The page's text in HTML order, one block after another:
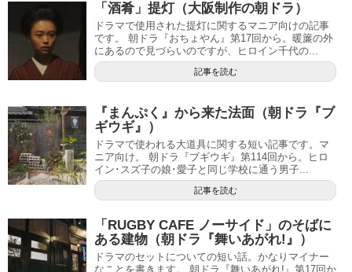
「酒肴」提灯（大阪制作の朝ドラ）
ドラマで使用された提灯に関するマニア向けの記事
です。 朝ドラ『おちょやん』第17回から。暖簾の外
にあるので見づらいのですが、ヒロイン千代の...
記事を読む
『まんぷく』から来た法面（朝ドラ『ブ
ギウギ』）
ドラマで使われる大道具に関する短い記事です。マ
ニア向け。 朝ドラ『ブギウギ』第114回から。ヒロ
イン･スズ子の娘･愛子と同じ学校に通う男子...
記事を読む
「RUGBY CAFE ノーサイド」のそばに
ある建物（朝ドラ『舞いあがれ!』）
ドラマのセットについての短い話。かなりマイナー
なことを書きます。 朝ドラ『舞いあがれ!』第17回か